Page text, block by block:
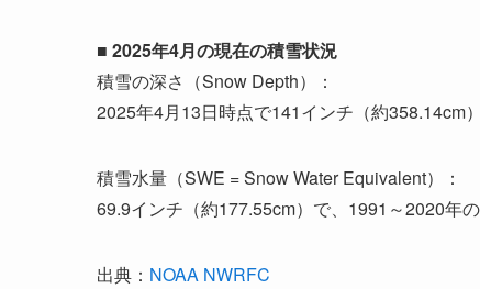
■ 2025年4月の現在の積雪状況
積雪の深さ（Snow Depth）：
2025年4月13日時点で141インチ（約358.14cm）
積雪水量（SWE = Snow Water Equivalent）：
69.9インチ（約177.55cm）で、1991～2020年
出典： NOAA NWRFC